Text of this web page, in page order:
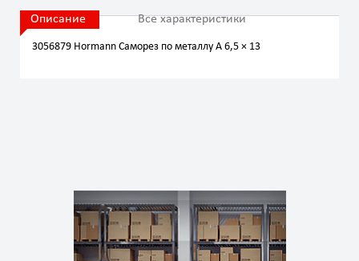
Описание Все характеристики
3056879 Hormann Саморез по металлу A 6,5 × 13